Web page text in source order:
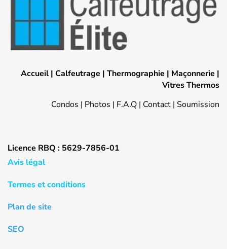
Accueil | Calfeutrage | Thermographie | Maçonnerie |
Vitres Thermos
Condos | Photos | F.A.Q | Contact | Soumission
Licence RBQ : 5629-7856-01
Avis légal
Termes et conditions
Plan de site
SEO